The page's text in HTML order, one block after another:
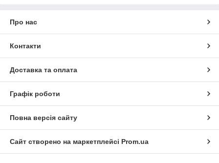
Про нас
Контакти
Доставка та оплата
Графік роботи
Повна версія сайту
Сайт створено на маркетплейсі Prom.ua